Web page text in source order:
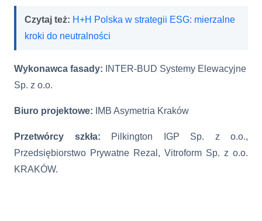
Czytaj też: H+H Polska w strategii ESG: mierzalne
kroki do neutralności
Wykonawca fasady: INTER-BUD Systemy Elewacyjne
Sp. z o.o.
Biuro projektowe: IMB Asymetria Kraków
Przetwórcy szkła: Pilkington IGP Sp. z o.o.,
Przedsiębiorstwo Prywatne Rezal, Vitroform Sp. z o.o.
KRAKÓW.